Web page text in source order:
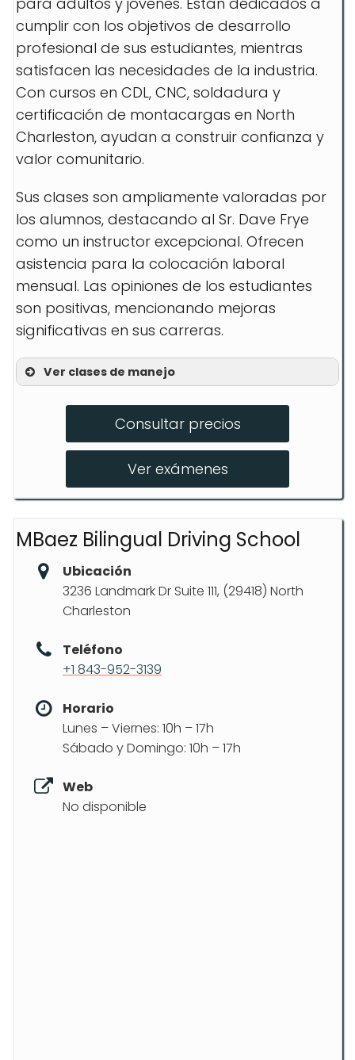
cumplir con los objetivos de desarrollo
profesional de sus estudiantes, mientras
satisfacen las necesidades de la industria.
Con cursos en CDL, CNC, soldadura y
certificación de montacargas en North
Charleston, ayudan a construir confianza y
valor comunitario.
Sus clases son ampliamente valoradas por
los alumnos, destacando al Sr. Dave Frye
como un instructor excepcional. Ofrecen
asistencia para la colocación laboral
mensual. Las opiniones de los estudiantes
son positivas, mencionando mejoras
significativas en sus carreras.
Ver clases de manejo
Welding
CNC
Consultar precios
Ver exámenes
MBaez Bilingual Driving School
Ubicación
3236 Landmark Dr Suite 111, (29418) North
Charleston
Teléfono
+1 843-952-3139
Horario
Lunes – Viernes: 10h – 17h
Sábado y Domingo: 10h – 17h
Web
No disponible